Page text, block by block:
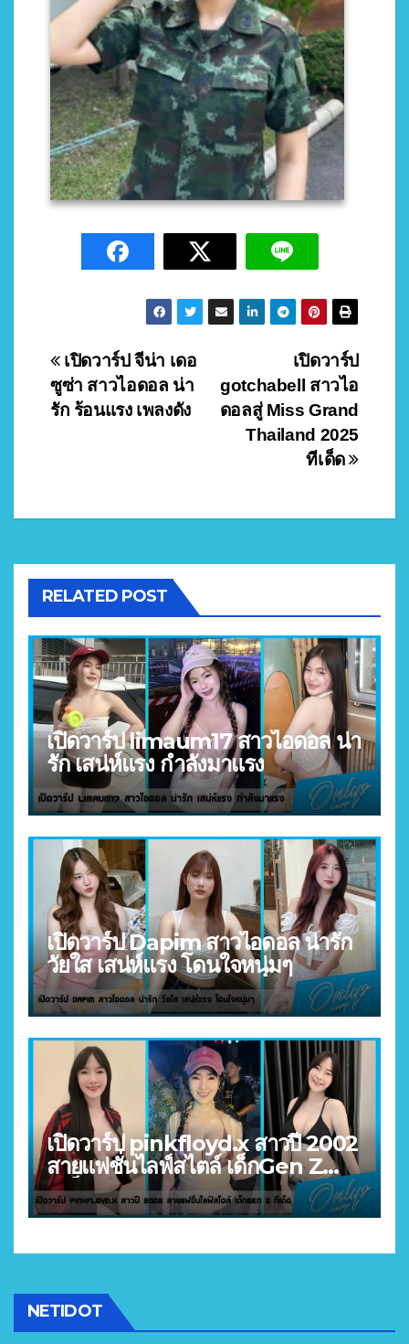
Post
navigation
เปิดวาร์ป
gotchabell สาวไอ
ดอลสู่ Miss Grand
Thailand 2025
ทีเด็ด
เปิดวาร์ป จีน่า เดอ
ซูซ่า สาวไอดอล น่า
รัก ร้อนแรง เพลงดัง
RELATED POST
เปิดวาร์ป limaum17 สาวไอดอล น่า
รัก เสน่ห์แรง กำลังมาแรง
เปิดวาร์ป Dapim สาวไอดอล น่ารัก
วัยใส เสน่ห์แรง โดนใจหนุ่มๆ
เปิดวาร์ป pinkfloyd.x สาวปี 2002
สายแฟชั่นไลฟ์สไตล์ เด็กGen Z
ทีเด็ด
NETIDOT